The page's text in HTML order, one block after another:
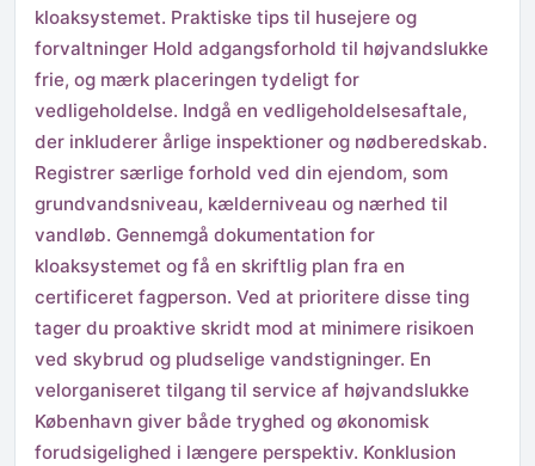
kloaksystemet. Praktiske tips til husejere og
forvaltninger Hold adgangsforhold til højvandslukke
frie, og mærk placeringen tydeligt for
vedligeholdelse. Indgå en vedligeholdelsesaftale,
der inkluderer årlige inspektioner og nødberedskab.
Registrer særlige forhold ved din ejendom, som
grundvandsniveau, kælderniveau og nærhed til
vandløb. Gennemgå dokumentation for
kloaksystemet og få en skriftlig plan fra en
certificeret fagperson. Ved at prioritere disse ting
tager du proaktive skridt mod at minimere risikoen
ved skybrud og pludselige vandstigninger. En
velorganiseret tilgang til service af højvandslukke
København giver både tryghed og økonomisk
forudsigelighed i længere perspektiv. Konklusion